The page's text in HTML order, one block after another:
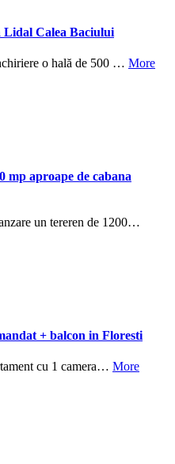
Lidal Calea Baciului
o hală de 500 … More
mp aproape de cabana
un tereren de 1200…
+ balcon in Floresti
cu 1 camera… More